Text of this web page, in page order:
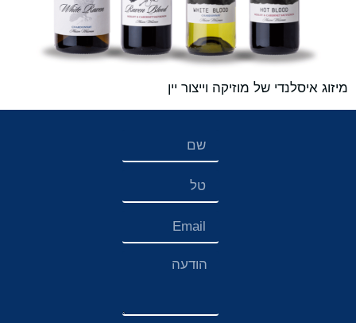
מיזוג איסלנדי של מוזיקה וייצור יין